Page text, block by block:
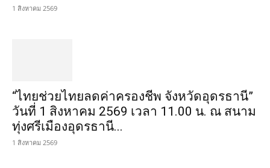
1 สิงหาคม 2569
“ไทยช่วยไทยลดค่าครองชีพ จังหวัดอุดรธานี”
วันที่ 1 สิงหาคม 2569 เวลา 11.00 น. ณ สนาม
ทุ่งศรีเมืองอุดรธานี...
1 สิงหาคม 2569